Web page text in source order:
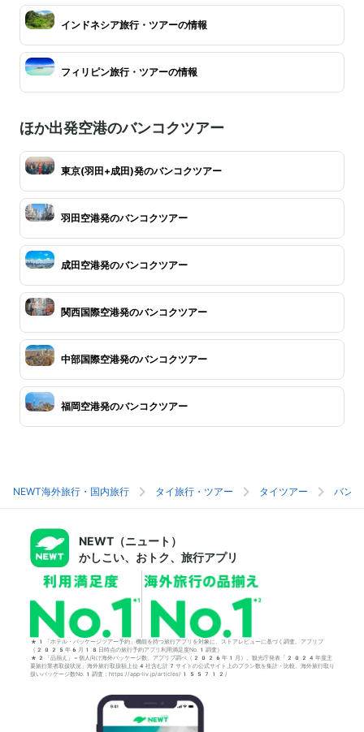
インドネシア旅行・ツアーの情報
フィリピン旅行・ツアーの情報
ほか出発空港のバンコクツアー
東京(羽田+成田)発のバンコクツアー
羽田空港発のバンコクツアー
成田空港発のバンコクツアー
関西国際空港発のバンコクツアー
中部国際空港発のバンコクツアー
福岡空港発のバンコクツアー
NEWT海外旅行・国内旅行 タイ旅行・ツアー タイツアー バン
NEWT（ニュート）
かしこい、おトク、旅行アプリ
*1「ホテル・パッケージツアー予約」機能を持つ旅行アプリを対象に、ストアレビューに基づく調査。アプリブ
（2025年6月18日時点の旅行予約アプリ利用満足度No.1調査）
*2「品揃え」＝個人向け海外パッケージ数。アプリブ調べ（2026年1月）。観光庁発表「2024年度主
要旅行業者取扱状況」海外旅行取扱額上位4社含む計7サイトの公式サイト上のプラン数を集計・比較。海外旅行取り
扱いパッケージ数No.1調査：https://app-liv.jp/articles/155712/